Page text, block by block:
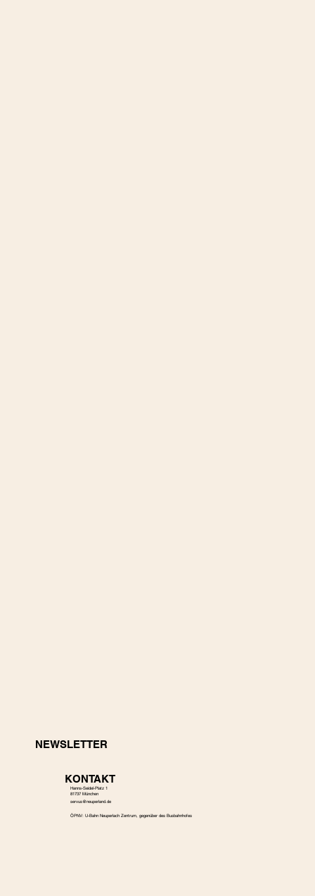
KONTAKT
Hanns-Seidel-Platz 1
81737 München
servus@neuperland.de
ÖPNV: U-Bahn Neuperlach Zentrum, gegenüber des Busbahnhofes
NEWSLETTER